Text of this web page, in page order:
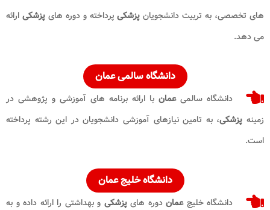
های تخصصی، به تربیت دانشجویان پزشکی پرداخته و دوره هایپزشکی ارائه
می دهد.
دانشگاه سالمی عمان
دانشگاه سالمیعمان با ارائه برنامه های آموزشی و پژوهشی در
زمینه پزشکی، به تامین نیازهای آموزشی دانشجویان در این رشته پرداخته
است.
دانشگاه خلیج عمان
دانشگاه خلیجعماندوره هایپزشکی و بهداشتی را ارائه داده و به